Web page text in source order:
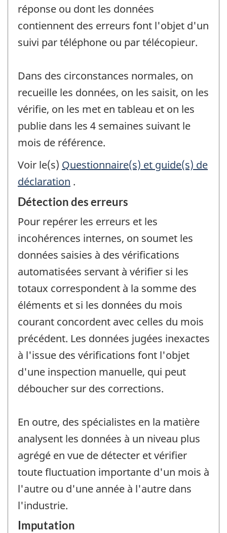
réponse ou dont les données
contiennent des erreurs font l'objet d'un
suivi par téléphone ou par télécopieur.
Dans des circonstances normales, on
recueille les données, on les saisit, on les
vérifie, on les met en tableau et on les
publie dans les 4 semaines suivant le
mois de référence.
Voir le(s) Questionnaire(s) et guide(s) de
déclaration .
Détection des erreurs
Pour repérer les erreurs et les
incohérences internes, on soumet les
données saisies à des vérifications
automatisées servant à vérifier si les
totaux correspondent à la somme des
éléments et si les données du mois
courant concordent avec celles du mois
précédent. Les données jugées inexactes
à l'issue des vérifications font l'objet
d'une inspection manuelle, qui peut
déboucher sur des corrections.
En outre, des spécialistes en la matière
analysent les données à un niveau plus
agrégé en vue de détecter et vérifier
toute fluctuation importante d'un mois à
l'autre ou d'une année à l'autre dans
l'industrie.
Imputation